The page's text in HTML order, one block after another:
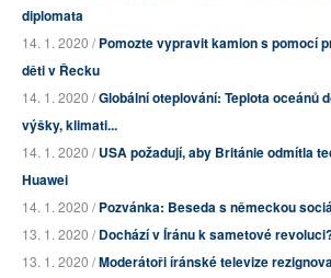
diplomata
14. 1. 2020 /Pomozte vypravit kamion s pomocí
děti v Řecku
14. 1. 2020 /Globální oteplování: Teplota oceánů
výšky, klimati...
14. 1. 2020 /USA požadují, aby Británie odmítla
Huawei
14. 1. 2020 /Pozvánka: Beseda s německou
13. 1. 2020 /Dochází v Íránu k sametové
13. 1. 2020 /Moderátoři íránské televize